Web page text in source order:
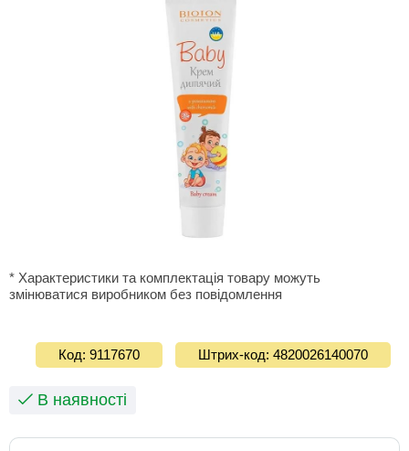
* Характеристики та комплектація товару можуть
змінюватися виробником без повідомлення
Код: 9117670 Штрих-код: 4820026140070
В наявності